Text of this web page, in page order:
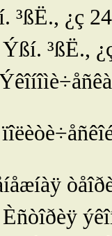
³ßË., ¿ç
Ýßí. ³ßË.,